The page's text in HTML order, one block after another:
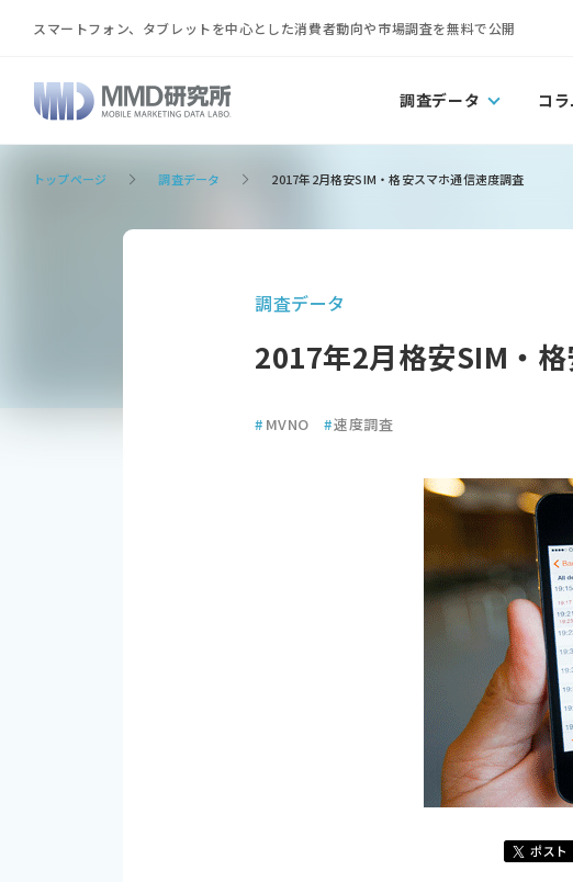
スマートフォン、タブレットを中心とした消費者動向や市場調査を無料で公開
調査データ コ
トップページ 調査データ 2017年2月格安SIM・格安スマホ通信速度調査
調査データ
2017年2月格安SIM・
# MVNO #速度調査